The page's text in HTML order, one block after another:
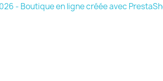
- Boutique en ligne créée avec